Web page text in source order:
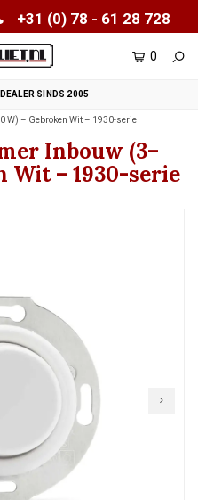
+31 (0) 78 - 61 28 728
0
SINDS 2005
W) – Gebroken Wit – 1930-serie
Inbouw (3–
Wit – 1930-serie